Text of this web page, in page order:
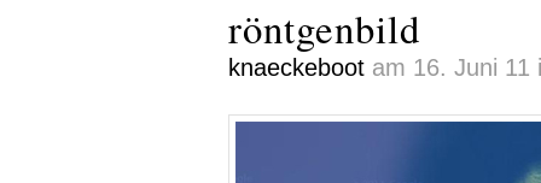
röntgenbild
knaeckeboot am 16. Juni 11